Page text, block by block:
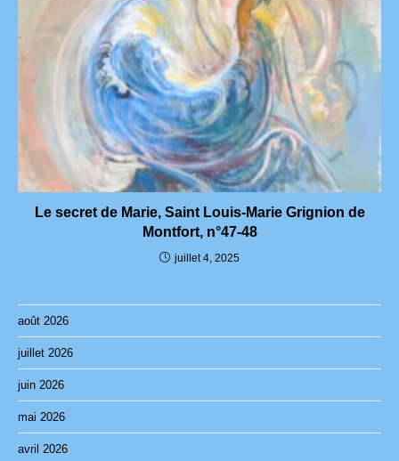
Le secret de Marie, Saint Louis-Marie Grignion de
Montfort, n°47-48
juillet 4, 2025
août 2026
juillet 2026
juin 2026
mai 2026
avril 2026